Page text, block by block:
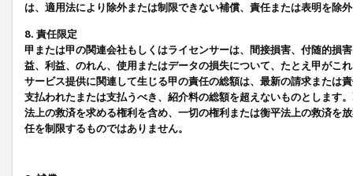
は、適用法により除外または制限できない補償、責任または表明を除
8. 責任限定
甲または甲の関連会社もしくはライセンサーは、間接損害、付随的損
益、利益、のれん、使用またはデータの損失について、たとえ甲がこ
サービス提供に関連して生じる甲の責任の総額は、最新の請求または
支払われたまたは支払うべき、紹介料の総額を超えないものとします
法上の救済を求める権利を含め、一切の権利または衡平法上の救済を
任を制限するものではありません。